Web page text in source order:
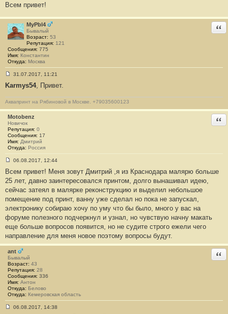
о
б
щ
е
н
и
е
#
1
1
Всем привет!
MyPbl4
Бывалый
Возраст: 53
Репутация: 121
Сообщения: 775
Имя: Константин
Откуда: Москва
о
б
щ
е
н
и
е
#
1
3
5
31.07.2017, 11:21
Karmys54, Привет.
Аквапринт на Рябиновой в Москве. +79035600123
Motobenz
Новичок
Репутация: 0
Сообщения: 17
Имя: Дмитрий
Откуда: Россия
о
о
б
щ
н
и
#
1
3
1
6
06.08.2017, 12:44
Всем привет! Меня зовут Дмитрий ,я из Краснодара малярю больше
25 лет, давно заинтересовался принтом, долго вынашивал идею,
сейчас затеял в малярке реконструкцию и выделил небольшое
помещение под принт, ванну уже сделал но пока не запускал,
электронику собираю хочу по уму что бы было, много у вас на
форуме полезного подчеркнул и узнал, но чувствую начну макать
еще больше вопросов появится, но не судите строго ежели чего
направление для меня новое поэтому вопросы будут.
ant
Бывалый
Возраст: 43
Репутация: 28
Сообщения: 336
Имя: Антон
Откуда: Белово
Откуда: Кемеровская область
06.08.2017, 14:38